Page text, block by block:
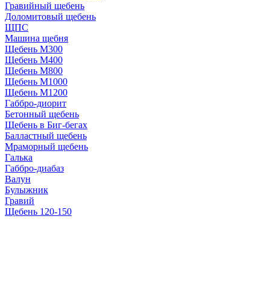
Гравийный щебень
Доломитовый щебень
ЩПС
Машина щебня
Щебень М300
Щебень М400
Щебень М800
Щебень М1000
Щебень М1200
Габбро-диорит
Бетонный щебень
Щебень в Биг-бегах
Балластный щебень
Мраморный щебень
Галька
Габбро-диабаз
Валун
Булыжник
Гравий
Щебень 120-150